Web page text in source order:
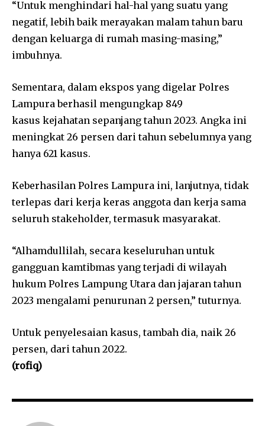
“Untuk menghindari hal-hal yang suatu yang
negatif, lebih baik merayakan malam tahun baru
dengan keluarga di rumah masing-masing,”
imbuhnya.
Sementara, dalam ekspos yang digelar Polres
Lampura berhasil mengungkap 849
kasus kejahatan sepanjang tahun 2023. Angka ini
meningkat 26 persen dari tahun sebelumnya yang
hanya 621 kasus.
Keberhasilan Polres Lampura ini, lanjutnya, tidak
terlepas dari kerja keras anggota dan kerja sama
seluruh stakeholder, termasuk masyarakat.
“Alhamdullilah, secara keseluruhan untuk
gangguan kamtibmas yang terjadi di wilayah
hukum Polres Lampung Utara dan jajaran tahun
2023 mengalami penurunan 2 persen,” tuturnya.
Untuk penyelesaian kasus, tambah dia, naik 26
persen, dari tahun 2022.
(rofiq)